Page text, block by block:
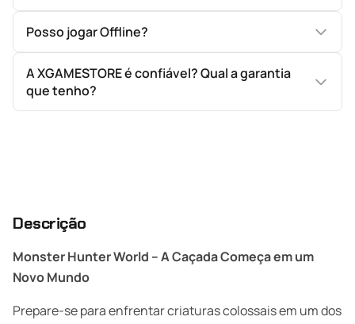
Posso jogar Offline?
A XGAMESTORE é confiável? Qual a garantia
que tenho?
Descrição
Monster Hunter World – A Caçada Começa em um
Novo Mundo
Prepare-se para enfrentar criaturas colossais em um dos